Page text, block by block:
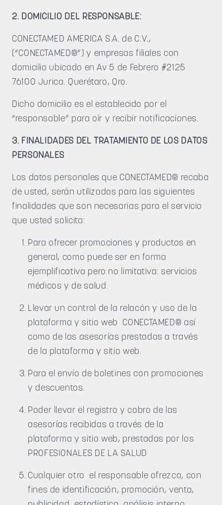
2. DOMICILIO DEL RESPONSABLE:
CONECTAMED AMERICA S.A. de C.V.,
(“CONECTAMED®”) y empresas filiales con
domicilio ubicado en Av 5 de Febrero #2125
76100 Jurica. Querétaro, Qro.
Dicho domicilio es el establecido por el
“responsable” para oír y recibir notificaciones.
3. FINALIDADES DEL TRATAMIENTO DE LOS DATOS
PERSONALES
Los datos personales que CONECTAMED® recaba
de usted, serán utilizados para las siguientes
finalidades que son necesarias para el servicio
que usted solicita:
Para ofrecer promociones y productos en
general, como puede ser en forma
ejemplificativa pero no limitativa: servicios
médicos y de salud.
Llevar un control de la relacón y uso de la
plataforma y sitio web CONECTAMED® así
como de las asesorías prestadas a través
de la plataforma y sitio web.
Para el envío de boletines con promociones
y descuentos.
Poder llevar el registro y cobro de las
asesorías recibidas a través de la
plataforma y sitio web, prestadas por los
PROFESIONALES DE LA SALUD
Cualquier otro el responsable ofrezca, con
fines de identificación, promoción, venta,